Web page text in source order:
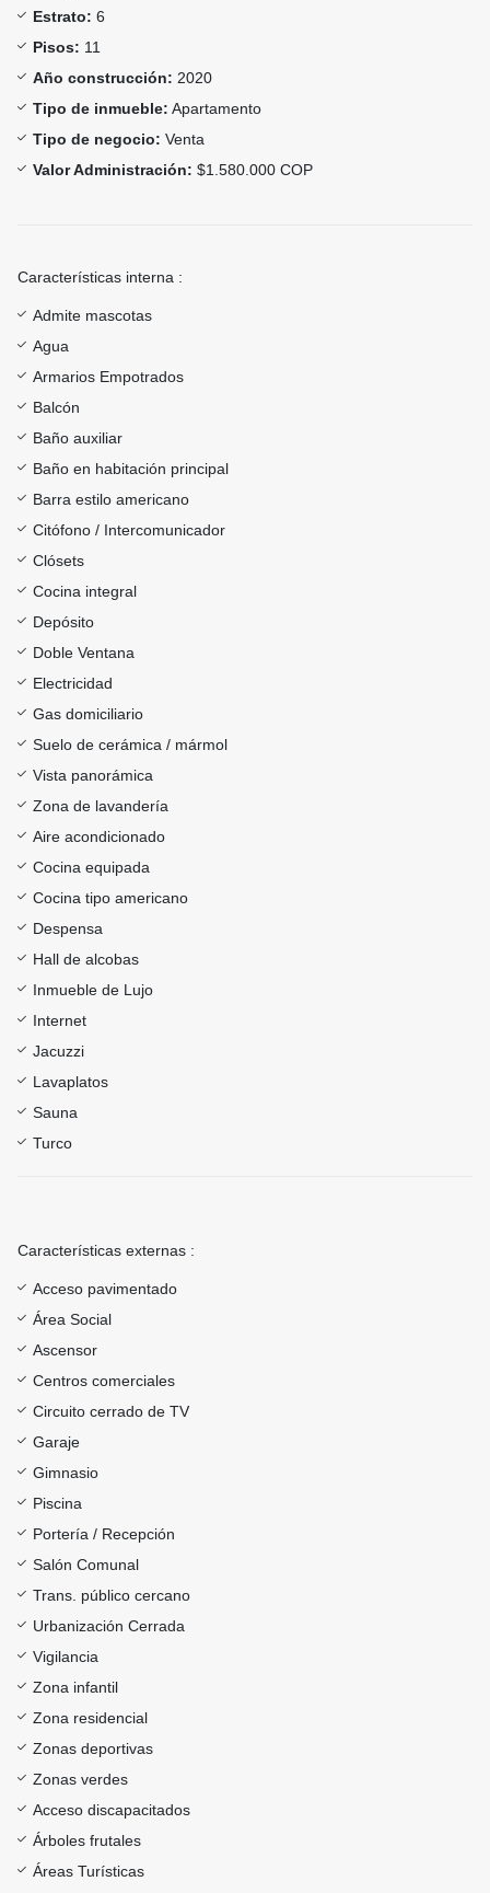
Estrato: 6
Pisos: 11
Año construcción: 2020
Tipo de inmueble: Apartamento
Tipo de negocio: Venta
Valor Administración: $1.580.000 COP
Características interna :
Admite mascotas
Agua
Armarios Empotrados
Balcón
Baño auxiliar
Baño en habitación principal
Barra estilo americano
Citófono / Intercomunicador
Clósets
Cocina integral
Depósito
Doble Ventana
Electricidad
Gas domiciliario
Suelo de cerámica / mármol
Vista panorámica
Zona de lavandería
Aire acondicionado
Cocina equipada
Cocina tipo americano
Despensa
Hall de alcobas
Inmueble de Lujo
Internet
Jacuzzi
Lavaplatos
Sauna
Turco
Características externas :
Acceso pavimentado
Área Social
Ascensor
Centros comerciales
Circuito cerrado de TV
Garaje
Gimnasio
Piscina
Portería / Recepción
Salón Comunal
Trans. público cercano
Urbanización Cerrada
Vigilancia
Zona infantil
Zona residencial
Zonas deportivas
Zonas verdes
Acceso discapacitados
Árboles frutales
Áreas Turísticas